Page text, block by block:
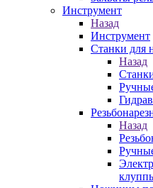
Инструмент
Назад
Инструмент
Станки для
Назад
Назад